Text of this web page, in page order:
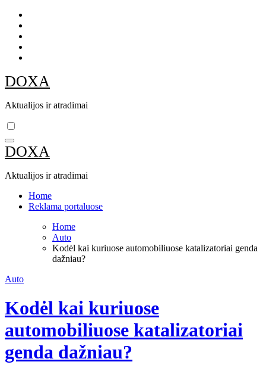
Skip
content
DOXA
Aktualijos ir atradimai
DOXA
Aktualijos ir atradimai
Home
Reklama portaluose
Home
Auto
Kodėl kai kuriuose automobiliuose katalizatoriai genda
dažniau?
Auto
Kodėl kai kuriuose
automobiliuose katalizatoriai
genda dažniau?